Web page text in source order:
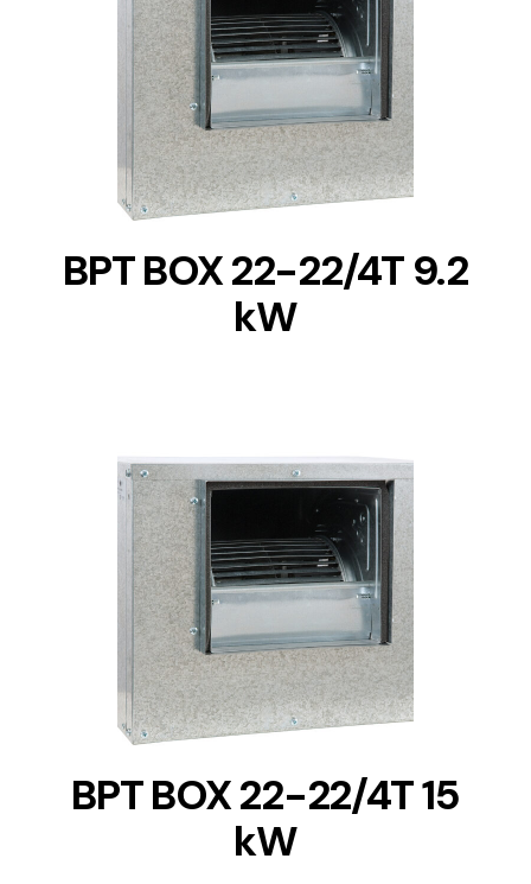
DETAILS
BPT BOX 22-22/4T 9.2
kW
DETAILS
BPT BOX 22-22/4T 15
kW